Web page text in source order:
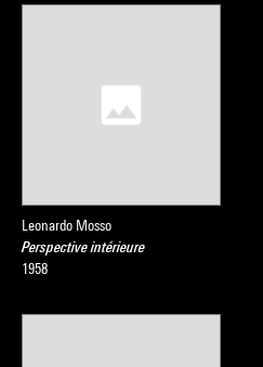
Leonardo Mosso
Perspective intérieure
1958